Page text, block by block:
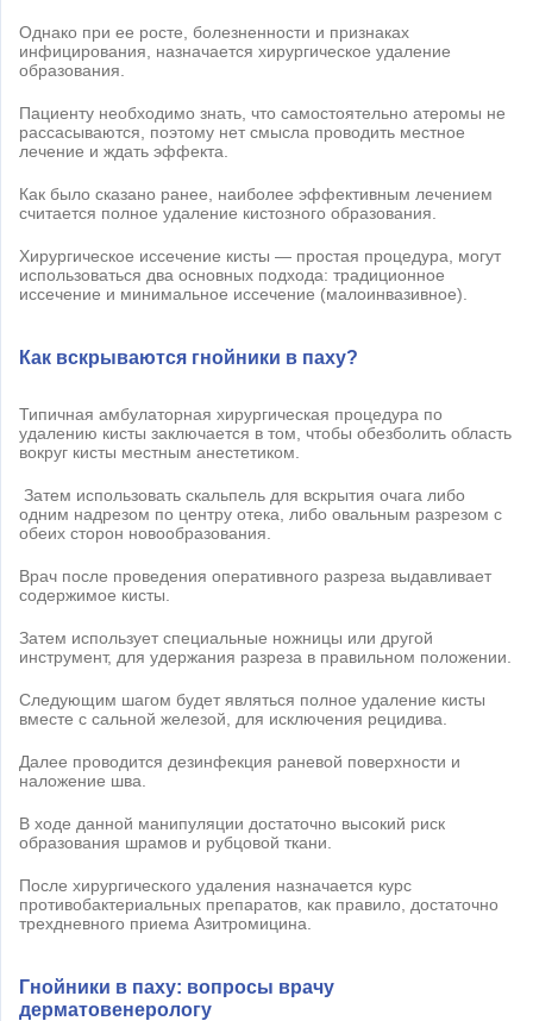
Однако при ее росте, болезненности и признаках
инфицирования, назначается хирургическое удаление
образования.
Пациенту необходимо знать, что самостоятельно атеромы не
рассасываются, поэтому нет смысла проводить местное
лечение и ждать эффекта.
Как было сказано ранее, наиболее эффективным лечением
считается полное удаление кистозного образования.
Хирургическое иссечение кисты — простая процедура, могут
использоваться два основных подхода: традиционное
иссечение и минимальное иссечение (малоинвазивное).
Как вскрываются гнойники в паху?
Типичная амбулаторная хирургическая процедура по
удалению кисты заключается в том, чтобы обезболить область
вокруг кисты местным анестетиком.
Затем использовать скальпель для вскрытия очага либо
одним надрезом по центру отека, либо овальным разрезом с
обеих сторон новообразования.
Врач после проведения оперативного разреза выдавливает
содержимое кисты.
Затем использует специальные ножницы или другой
инструмент, для удержания разреза в правильном положении.
Следующим шагом будет являться полное удаление кисты
вместе с сальной железой, для исключения рецидива.
Далее проводится дезинфекция раневой поверхности и
наложение шва.
В ходе данной манипуляции достаточно высокий риск
образования шрамов и рубцовой ткани.
После хирургического удаления назначается курс
противобактериальных препаратов, как правило, достаточно
трехдневного приема Азитромицина.
Гнойники в паху: вопросы врачу
дерматовенерологу